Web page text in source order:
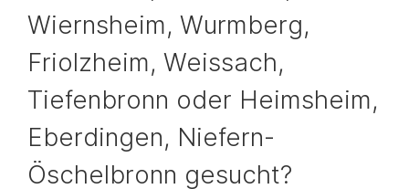
Wiernsheim, Wurmberg,
Friolzheim, Weissach,
Tiefenbronn oder Heimsheim,
Eberdingen, Niefern-
Öschelbronn gesucht?